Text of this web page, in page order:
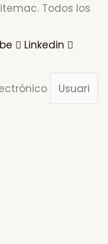
Todos los
Linkedin